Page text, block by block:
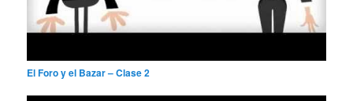
El Foro y el Bazar – Clase 2